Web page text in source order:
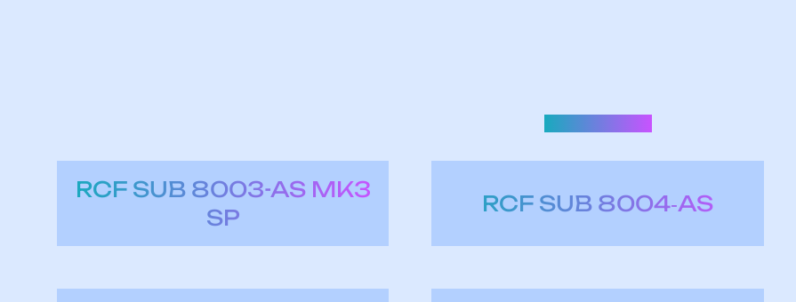
RCF SUB 8003-AS MK3
SP
RCF SUB 8004‑AS